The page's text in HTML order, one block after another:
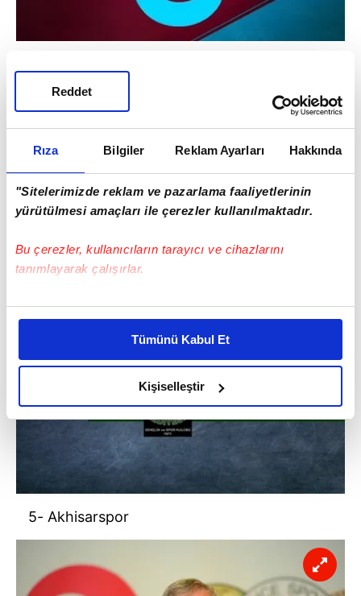
Rıza Bilgiler Reklam Ayarları Hakkında
"Sitelerimizde reklam ve pazarlama faaliyetlerinin
yürütülmesi amaçları ile çerezler kullanılmaktadır.
Bu çerezler, kullanıcıların tarayıcı ve cihazlarını
tanımlayarak çalışırlar.
Bu çerezlere izin vermeniz halinde sizlere özel
daha iyi reklam deneyimi yaşatabiliriz. Bunu yaparken
amacımızın size daha iyi bir reklam deneyimi sunmak
olduğunu ve sizlere en iyi içerikleri sunabilmek adına
elimizden gelen çabayı gösterdiğimizi ve bu noktada,
reklamların maliyetlerimizi karşılamak noktasında tek gelir
kalemimiz olduğunu sizlere hatırlatmak isteriz.
Her halükârda, kullanıcılar, bu çerezlere izin vermedikleri
gösterilmeyecektir."
Sitemizde kendimize ve üçüncü kişilere ait çerezler
Tümünü Kabul Et
Kişiselleştir
Reddet
5- Akhisarspor